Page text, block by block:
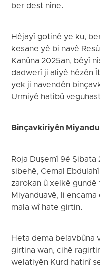
ber dest nîne.
Hêjayî gotinê ye ku,
kesane yê bi navê
Kanûna 2025an, bêyî
dadwerî ji aliyê hêzên
yek ji navendên
Urmiyê hatibû
Binçavkiriyên
Roja Duşemî 9ê
sibehê, Cemal
zarokan û xelkê gundê
Miyanduavê, li
mala wî hate girtin.
Heta dema belavbûna
girtina wan, cihê
welatiyên Kurd hatinî